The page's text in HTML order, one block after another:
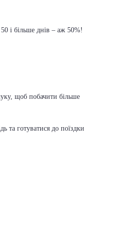
і більше днів – аж 50%!
щоб побачити більше
та готуватися до поїздки